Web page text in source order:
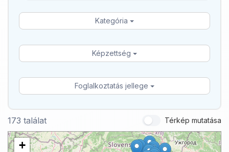
Kategória
Képzettség
Foglalkoztatás jellege
173 találat Térkép mutatása
+